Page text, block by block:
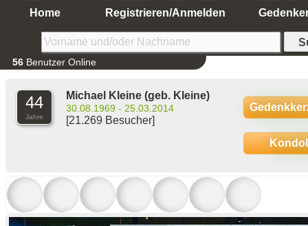
Home Registrieren/Anmelden
56 Benutzer Online
44
Jahre
Michael Kleine (geb. Kleine)
30.08.1969 - 25.03.2014
[21.269 Besucher]